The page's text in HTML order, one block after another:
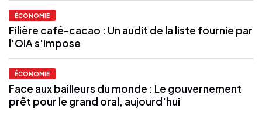
ÉCONOMIE
Filière café-cacao : Un audit de la liste fournie par
l'OIA s'impose
ÉCONOMIE
Face aux bailleurs du monde : Le gouvernement
prêt pour le grand oral, aujourd'hui